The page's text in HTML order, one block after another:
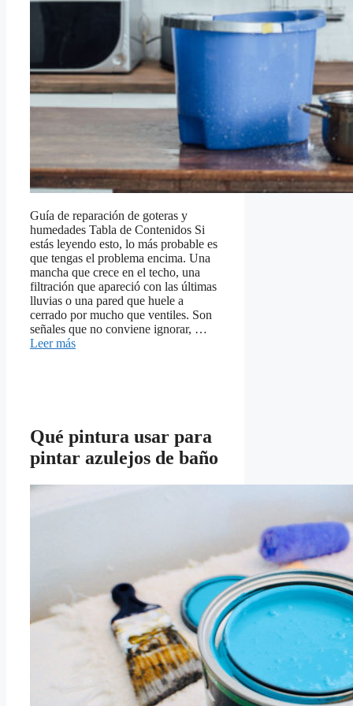
Guía de reparación de goteras y
humedades Tabla de Contenidos Si
estás leyendo esto, lo más probable es
que tengas el problema encima. Una
mancha que crece en el techo, una
filtración que apareció con las últimas
lluvias o una pared que huele a
cerrado por mucho que ventiles. Son
señales que no conviene ignorar, …
Leer más
Qué pintura usar para
pintar azulejos de baño​